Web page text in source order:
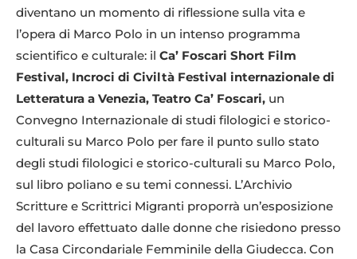
diventano un momento di riflessione sulla vita e
l’opera di Marco Polo in un intenso programma
scientifico e culturale: il Ca’ Foscari Short Film
Festival, Incroci di Civiltà Festival internazionale di
Letteratura a Venezia, Teatro Ca’ Foscari, un
Convegno Internazionale di studi filologici e storico-
culturali su Marco Polo per fare il punto sullo stato
degli studi filologici e storico-culturali su Marco Polo,
sul libro poliano e su temi connessi. L’Archivio
Scritture e Scrittrici Migranti proporrà un’esposizione
del lavoro effettuato dalle donne che risiedono presso
la Casa Circondariale Femminile della Giudecca. Con